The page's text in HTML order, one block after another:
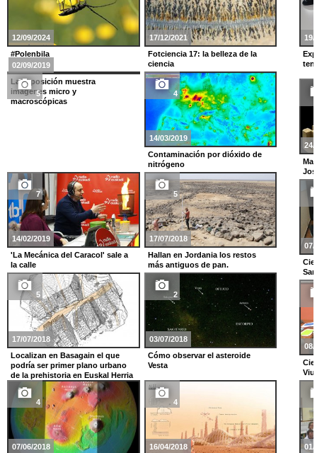
12/09/2024
#Polenbila
17/12/2021
Fotciencia 17: la belleza de la
ciencia
5
02/09/2019
La exposición muestra
imágenes micro y
macroscópicas
4
14/03/2019
Contaminación por dióxido de
nitrógeno
7
14/02/2019
'La Mecánica del Caracol' sale a
la calle
5
17/07/2018
Hallan en Jordania los restos
más antiguos de pan.
5
17/07/2018
Localizan en Basagain el que
podría ser primer plano urbano
de la prehistoria en Euskal Herria
2
03/07/2018
Cómo observar el asteroide
Vesta
4
07/06/2018
4
16/04/2018
19/
24/
07/
08/
01/